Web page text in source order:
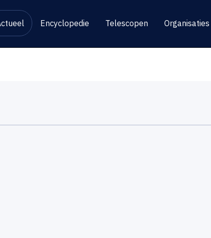
Encyclopedie Telescopen Organisaties